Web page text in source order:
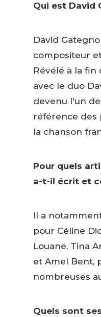
Qui est David
David
compositeur
Révélé à la fin
avec le duo
devenu l'un
référence des
la chanson
Pour quels
a-t-il écrit et
Il a
pour Céline
Louane, Tina
et Amel Bent,
nombreuses
Quels sont